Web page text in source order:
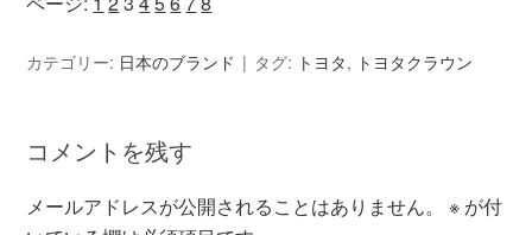
カテゴリー: 日本のブランド タグ: トヨタ, トヨタクラウン
コメントを残す
メールアドレスが公開されることはありません。 ※ が付